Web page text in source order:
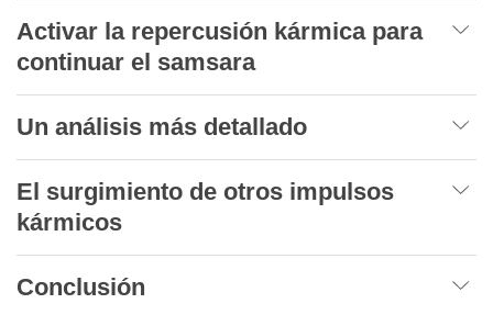
Activar la repercusión kármica para
continuar el samsara
Un análisis más detallado
El surgimiento de otros impulsos
kármicos
Conclusión